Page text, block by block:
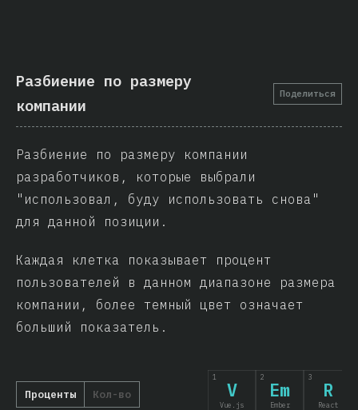
Разбиение по размеру
компании
Поделиться
Разбиение по размеру компании
разработчиков, которые выбрали
"использовал, буду использовать снова"
для данной позиции.
Каждая клетка показывает процент
пользователей в данном диапазоне размера
компании, более темный цвет означает
больший показатель.
Проценты Кол-во
1
V
Vue.js
2
Em
Ember
3
R
React